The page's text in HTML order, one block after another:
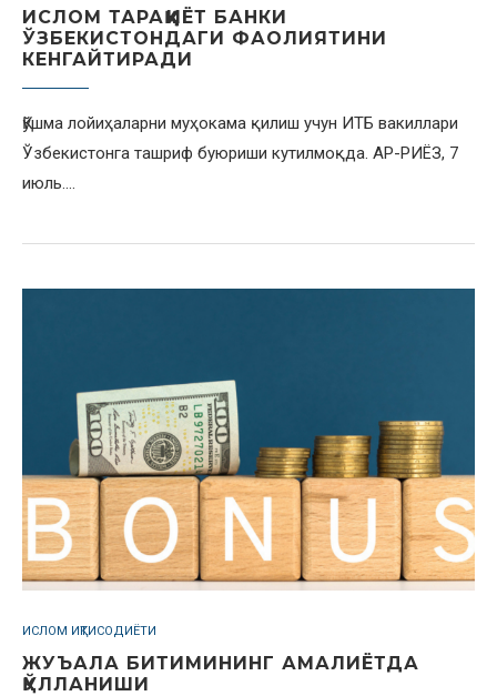
ИСЛОМ ТАРАҚҚИЁТ БАНКИ
ЎЗБЕКИСТОНДАГИ ФАОЛИЯТИНИ
КЕНГАЙТИРАДИ
Қўшма лойиҳаларни муҳокама қилиш учун ИТБ вакиллари
Ўзбекистонга ташриф буюриши кутилмоқда. АР-РИЁЗ, 7
июль.…
ИСЛОМ ИҚТИСОДИЁТИ
ЖУЪАЛА БИТИМИНИНГ АМАЛИЁТДА
ҚЎЛЛАНИШИ